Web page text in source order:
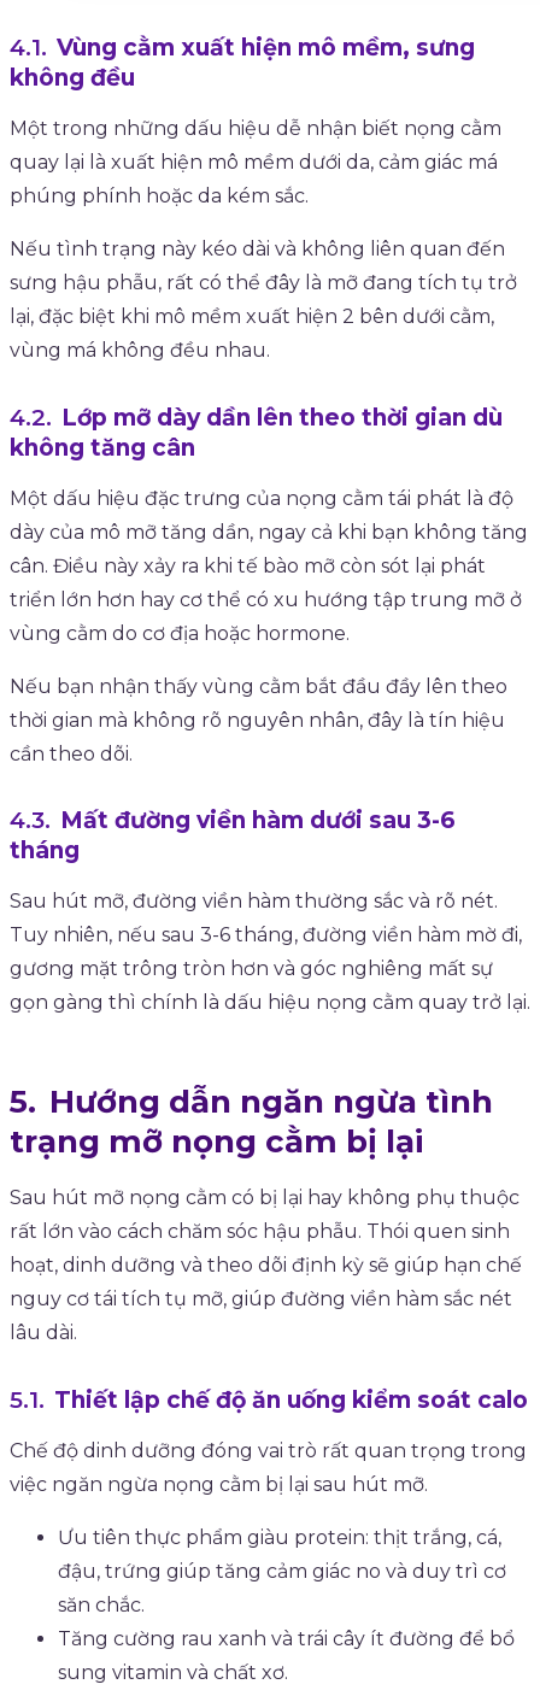
Vùng cằm xuất hiện mô mềm, sưng
không đều
Một trong những dấu hiệu dễ nhận biết nọng cằm
quay lại là xuất hiện mô mềm dưới da, cảm giác má
phúng phính hoặc da kém sắc.
Nếu tình trạng này kéo dài và không liên quan đến
sưng hậu phẫu, rất có thể đây là mỡ đang tích tụ trở
lại, đặc biệt khi mô mềm xuất hiện 2 bên dưới cằm,
vùng má không đều nhau.
Lớp mỡ dày dần lên theo thời gian dù
không tăng cân
Một dấu hiệu đặc trưng của nọng cằm tái phát là độ
dày của mô mỡ tăng dần, ngay cả khi bạn không tăng
cân. Điều này xảy ra khi tế bào mỡ còn sót lại phát
triển lớn hơn hay cơ thể có xu hướng tập trung mỡ ở
vùng cằm do cơ địa hoặc hormone.
Nếu bạn nhận thấy vùng cằm bắt đầu đầy lên theo
thời gian mà không rõ nguyên nhân, đây là tín hiệu
cần theo dõi.
Mất đường viền hàm dưới sau 3-6
tháng
Sau hút mỡ, đường viền hàm thường sắc và rõ nét.
Tuy nhiên, nếu sau 3-6 tháng, đường viền hàm mờ đi,
gương mặt trông tròn hơn và góc nghiêng mất sự
gọn gàng thì chính là dấu hiệu nọng cằm quay trở lại.
Hướng dẫn ngăn ngừa tình
trạng mỡ nọng cằm bị lại
Sau hút mỡ nọng cằm có bị lại hay không phụ thuộc
rất lớn vào cách chăm sóc hậu phẫu. Thói quen sinh
hoạt, dinh dưỡng và theo dõi định kỳ sẽ giúp hạn chế
nguy cơ tái tích tụ mỡ, giúp đường viền hàm sắc nét
lâu dài.
Thiết lập chế độ ăn uống kiểm soát calo
Chế độ dinh dưỡng đóng vai trò rất quan trọng trong
việc ngăn ngừa nọng cằm bị lại sau hút mỡ.
Ưu tiên thực phẩm giàu protein: thịt trắng, cá,
đậu, trứng giúp tăng cảm giác no và duy trì cơ
săn chắc.
Tăng cường rau xanh và trái cây ít đường để bổ
sung vitamin và chất xơ.